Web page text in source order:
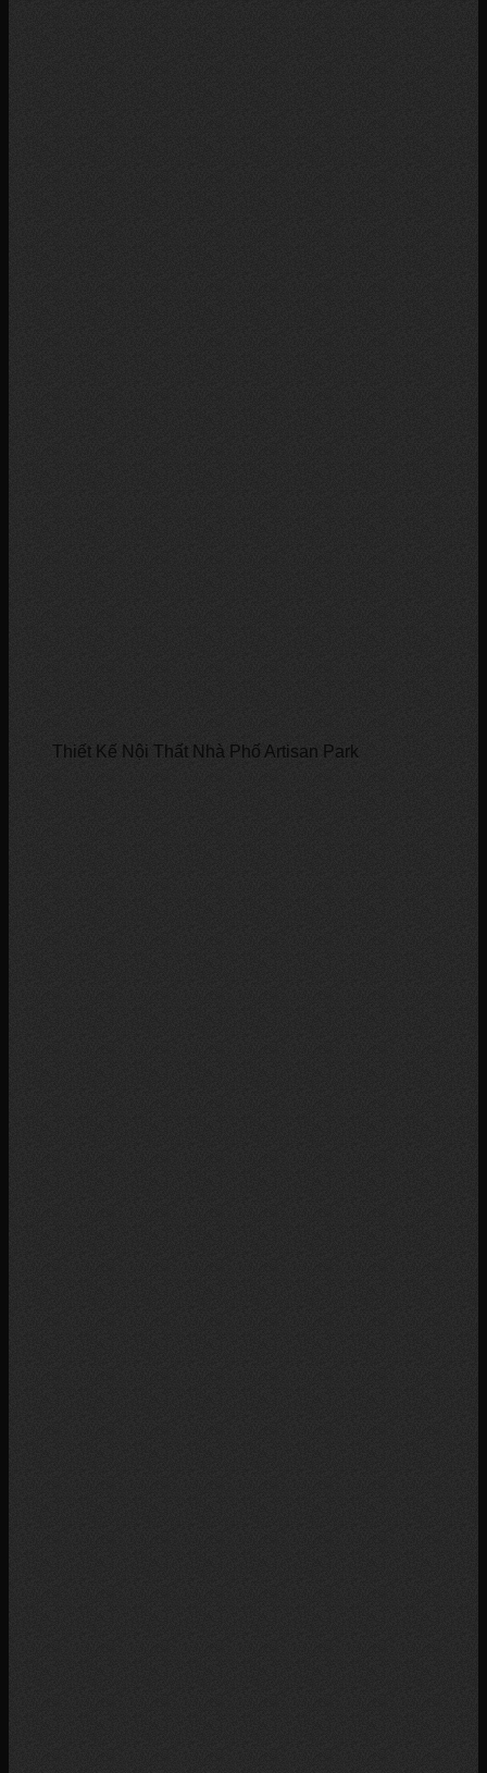
Thiết Kế Nội Thất Nhà Phố Artisan Park